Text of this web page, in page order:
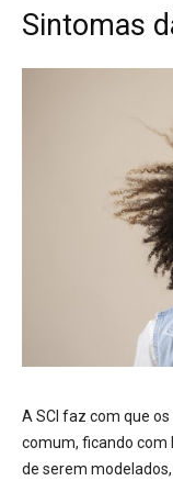
Sintomas
A SCI faz com que
comum, ficando com
de serem